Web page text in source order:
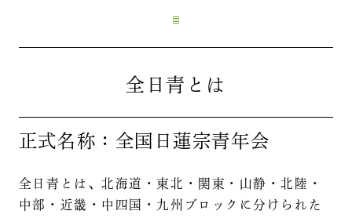
全日青とは
正式名称：全国日蓮宗青年会
全日青とは、北海道・東北・関東・山静・北陸・
中部・近畿・中四国・九州ブロックに分けられた